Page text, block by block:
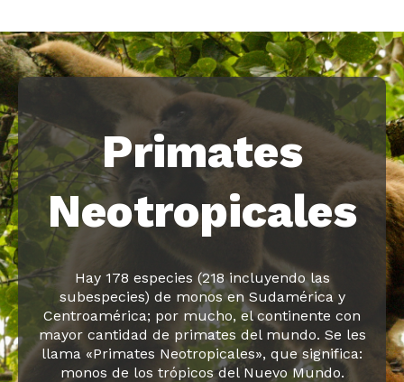
Primates
Neotropicales
Hay 178 especies (218 incluyendo las
subespecies) de monos en Sudamérica y
Centroamérica; por mucho, el continente con
mayor cantidad de primates del mundo. Se les
llama «Primates Neotropicales», que significa:
monos de los trópicos del Nuevo Mundo.